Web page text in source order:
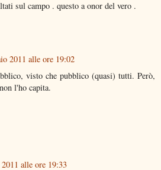
sul campo . questo a onor del vero .
2011 alle ore 19:02
visto che pubblico (quasi) tutti. Però,
l'ho capita.
alle ore 19:33